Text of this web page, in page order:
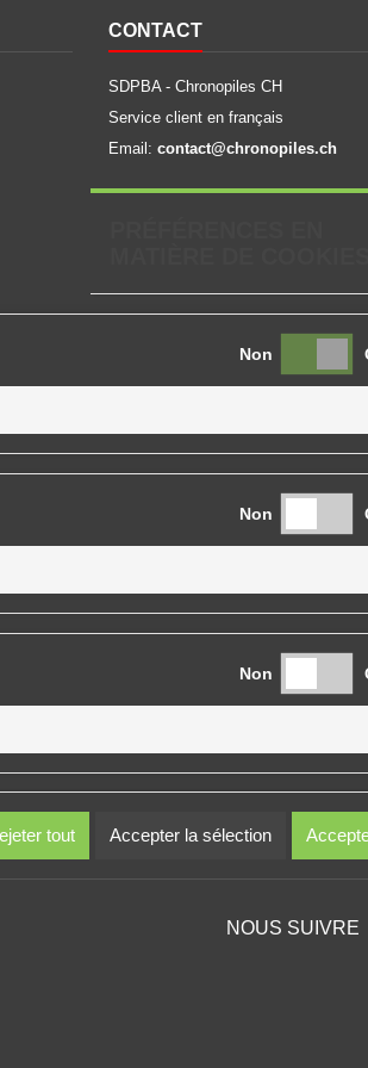
CONTACT
SDPBA - Chronopiles CH
Service client en français
Email: contact@chronopiles.ch
Non
Non
Non
Non
tout Accepter la sélection
NOUS SUIVRE